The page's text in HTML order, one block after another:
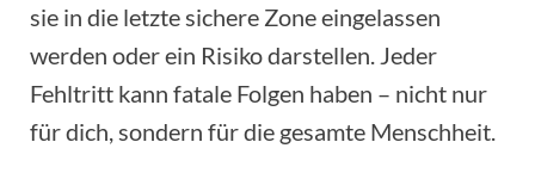
sie in die letzte sichere Zone eingelassen
werden oder ein Risiko darstellen. Jeder
Fehltritt kann fatale Folgen haben – nicht nur
für dich, sondern für die gesamte Menschheit.